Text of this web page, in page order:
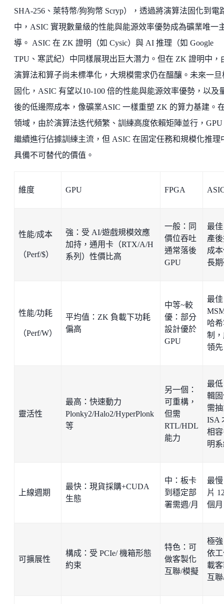
SHA-256、萊特幣/狗狗幣 Scryp），透過將演算法固化到電
中，ASIC 實現數量級的性能與能源效率優勢成為礦業唯一
導。 ASIC 在 ZK 證明（如 Cysic）與 AI 推理（如 Google
TPU、寒武紀）中同樣展現出巨大潛力。但在 ZK 證明中，
演算法和算子尚未標準化，大規模需求仍在醞釀。未來一旦
固化，ASIC 有望以10-100 倍的性能與能源效率優勢，以及
後的低邊際成本，像礦業ASIC 一樣重塑 ZK 的算力基建。
領域，由於演算法迭代頻繁、訓練高度依賴矩陣並行，GPU
繼續進行佔據訓練主流，但 ASIC 在固定任務和規模化推理
具備不可替代的價值。
維度 GPU FPGA
性能/成本
（Perf/$）
強：受 AI/遊戲規模效應
加持，通用卡（RTX/A/H
系列）性價比高
一般：同
價位吞吐
通常落後
GPU
最
產
成
長
性能/功耗
（Perf/W）
平均值：ZK 負載下功耗
偏高
中等~較
優：部分
設計優於
GPU
最
哈
制
領先
靈活性
最高：快速動力
Plonky2/Halo2/HyperPlonk
等
另一個：
可重構，
但需
RTL/HDL
能力
最
輯
需
ISA
相
明
上線週期
最快：現貨採購+CUDA
生態
中：板卡
到穩定部
署需週/月
最
片
個月
可擴展性
構成：受 PCIe/ 機箱形態
約束
特色：可
做客製化
互聯/模擬
極
依
載
互